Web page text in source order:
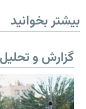
بیشتر بخوانید
گزارش و تحلیل